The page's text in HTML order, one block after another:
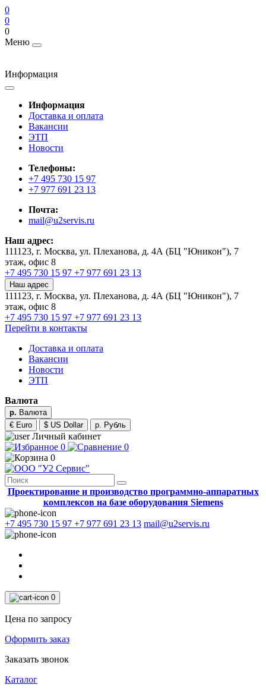
0
0
0
Меню
Информация
Информация
Доставка и оплата
Вакансии
ЭТП
Новости
Телефоны:
+7 495 730 15 97
+7 977 691 23 13
Почта:
mail@u2servis.ru
Наш адрес:
111123, г. Москва, ул. Плеханова, д. 4А (БЦ "Юникон"), 7
этаж, офис 8
+7 495 730 15 97 +7 977 691 23 13
Наш адрес
111123, г. Москва, ул. Плеханова, д. 4А (БЦ "Юникон"), 7
этаж, офис 8
+7 495 730 15 97 +7 977 691 23 13
Перейти в контакты
Доставка и оплата
Вакансии
Новости
ЭТП
Валюта
р. Валюта
€ Euro
$ US Dollar р. Рубль
Личный кабинет
0
0
0
Проектирование и производство программно-аппаратных
комплексов на базе оборудования Siemens
+7 495 730 15 97 +7 977 691 23 13 mail@u2servis.ru
0
Цена по запросу
Оформить заказ
Заказать звонок
Каталог